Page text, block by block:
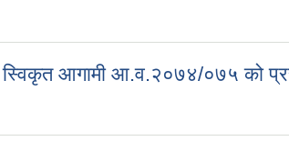
स्विकृत आगामी आ.व.२०७४/०७५ को